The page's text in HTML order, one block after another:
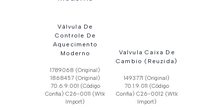
Válvula De
Controle De
Aquecimento
Moderno
1789068 (Original)
1868457 (Original)
70.6.9.001 (Código
Confia) C26-0011 (Wtk
Import)
Valvula Caixa De
Cambio (Reuzida)
1493771 (Original)
70.1.9.011 (Código
Confia) C26-0012 (Wtk
Import)